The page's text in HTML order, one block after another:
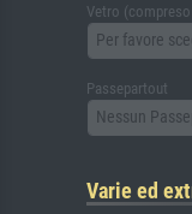
Vetro
Per favore
Passepartout
Nessun
Varie ed